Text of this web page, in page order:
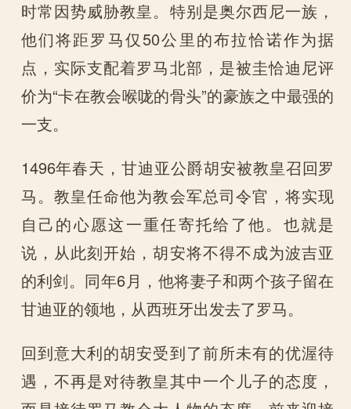
时常因势威胁教皇。特别是奥尔西尼一族，
他们将距罗马仅50公里的布拉恰诺作为据
点，实际支配着罗马北部，是被圭恰迪尼评
价为“卡在教会喉咙的骨头”的豪族之中最强的
一支。
1496年春天，甘迪亚公爵胡安被教皇召回罗
马。教皇任命他为教会军总司令官，将实现
自己的心愿这一重任寄托给了他。也就是
说，从此刻开始，胡安将不得不成为波吉亚
的利剑。同年6月，他将妻子和两个孩子留在
甘迪亚的领地，从西班牙出发去了罗马。
回到意大利的胡安受到了前所未有的优渥待
遇，不再是对待教皇其中一个儿子的态度，